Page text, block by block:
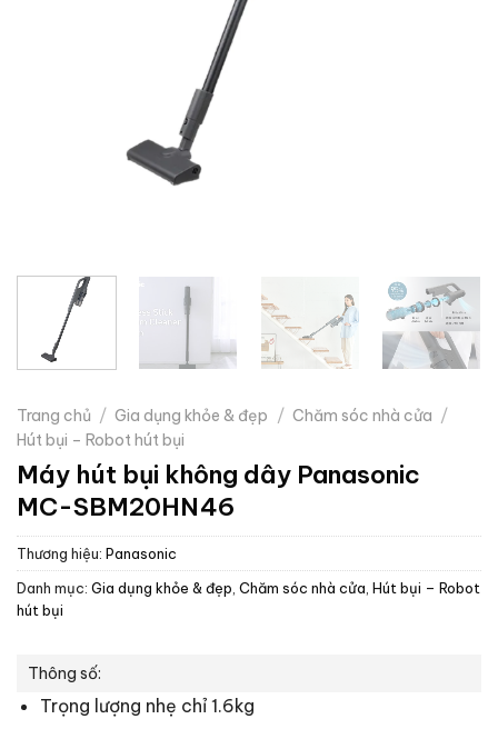
Trang chủ / Gia dụng khỏe & đẹp / Chăm sóc nhà cửa /
Hút bụi – Robot hút bụi
Máy hút bụi không dây Panasonic
MC-SBM20HN46
Thương hiệu: Panasonic
Danh mục: Gia dụng khỏe & đẹp, Chăm sóc nhà cửa, Hút bụi – Robot
hút bụi
Thông số:
Trọng lượng nhẹ chỉ 1.6kg